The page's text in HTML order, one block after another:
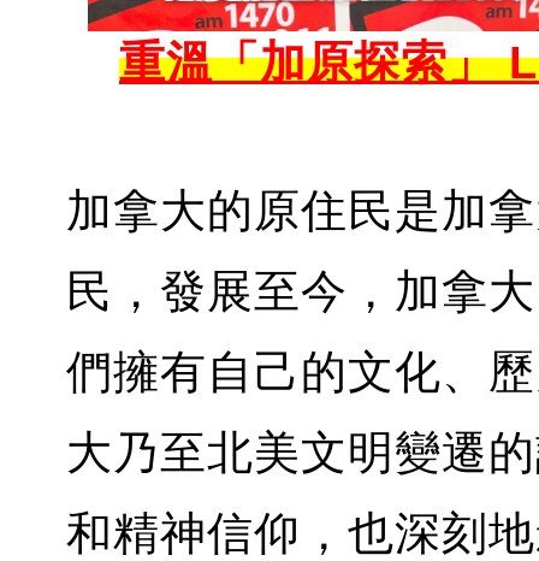
重溫「加原探索
加拿大的原住民是加
民，發展至今，加拿
們擁有自己的文化、
大乃至北美文明變遷
和精神信仰，也深刻